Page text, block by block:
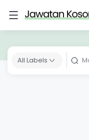
All Labels